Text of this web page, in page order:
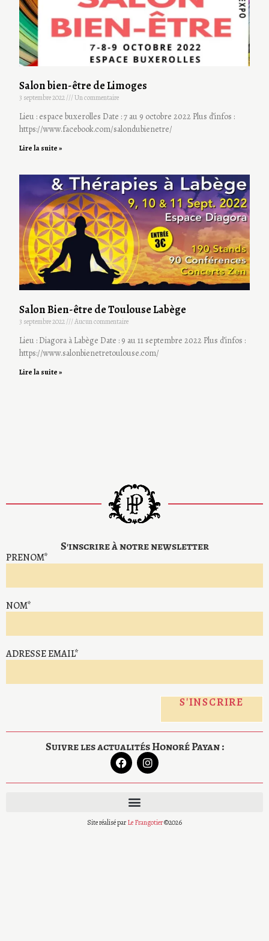
Salon bien-être de Limoges
3 septembre 2022 Un commentaire
Lieu : espace buxerolles Date : 7 au 9 octobre 2022 Plus d’infos :
https://www.facebook.com/salondubienetre/
Lire la suite »
Salon Bien-être de Toulouse Labège
3 septembre 2022 Aucun commentaire
Lieu : Diagora à Labège Date : 9 au 11 septembre 2022 Plus d’infos :
https://www.salonbienetretoulouse.com/
Lire la suite »
S'inscrire à notre newsletter
PRENOM*
NOM*
ADRESSE EMAIL*
Suivre les actualités Honoré Payan :
Site réalisé parLe Frangotier©2026